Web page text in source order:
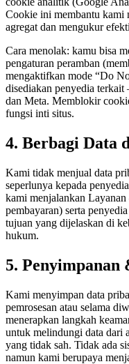
Cookie ini membantu kami
agregat dan mengukur
Cara menolak: kamu bisa
pengaturan peramban
mengaktifkan mode “Do
disediakan penyedia
dan Meta. Memblokir
fungsi inti situs.
4. Berbagi Data
Kami tidak menjual data
seperlunya kepada
kami menjalankan
pembayaran) serta
tujuan yang dijelaskan di
hukum.
5. Penyimpanan
Kami menyimpan data
pemrosesan atau selama
menerapkan langkah
untuk melindungi data dari
yang tidak sah. Tidak ada
namun kami berupaya